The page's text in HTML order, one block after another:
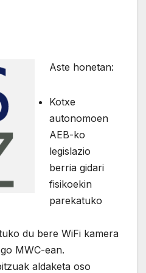
Aste honetan:
Kotxe
autonomoen
AEB-ko
legislazio
berria gidari
fisikoekin
parekatuko
du bere WiFi kamera
MWC-ean.
aldaketa oso